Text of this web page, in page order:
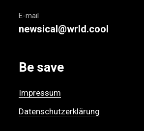
E-mail
newsical@wrld.cool
Be save
Impressum
Datenschutzerklärung